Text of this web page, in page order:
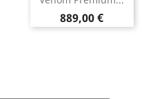
Prix
889,00 €